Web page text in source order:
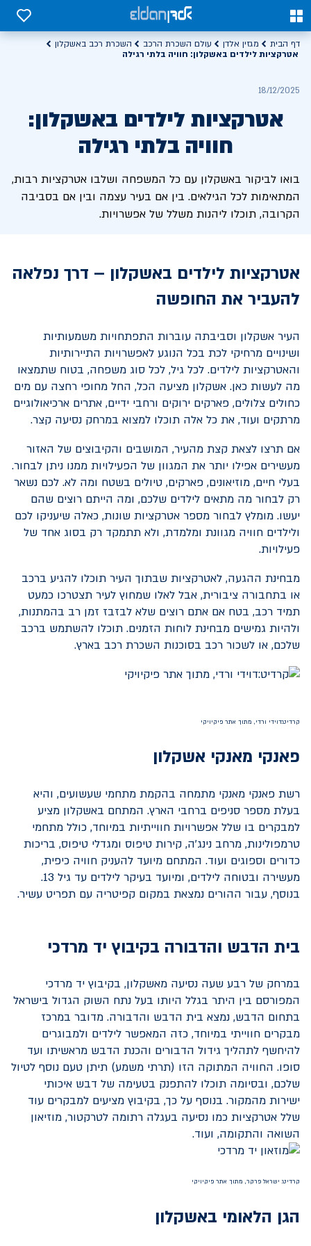
0
0
דף הבית מגזין אלדן עולם השכרת הרכב
השכרת רכב באשקלון
אטרקציות לילדים באשקלון: חוויה בלתי רגילה
18/12/2025
אטרקציות לילדים באשקלון:
חוויה בלתי רגילה
בואו לביקור באשקלון עם כל המשפחה ושלבו אטרקציות רבות,
המתאימות לכל הגילאים. בין אם בעיר עצמה ובין אם בסביבה
הקרובה, תוכלו ליהנות משלל של אפשרויות.
אטרקציות לילדים באשקלון – דרך נפלאה
להעביר את החופשה
העיר אשקלון וסביבתה עוברות התפתחויות משמעותיות
ושינויים מרחיקי לכת בכל הנוגע לאפשרויות התיירותיות
והאטרקציות לילדים. לכל גיל, לכל סוג משפחה, בטוח שתמצאו
מה לעשות כאן. אשקלון מציעה הכל, החל מחופי רחצה עם מים
כחולים צלולים, פארקים ירוקים ורחבי ידיים, אתרים ארכיאולוגיים
מרתקים ועוד, את כל אלה תוכלו למצוא במרחק נסיעה קצר.
אם תרצו לצאת קצת מהעיר, המושבים והקיבוצים של האזור
מעשירים אפילו יותר את המגוון של הפעילויות ממנו ניתן לבחור.
בעלי חיים, מוזיאונים, פארקים, טיולים בשטח ומה לא. לכם נשאר
רק לבחור מה מתאים לילדים שלכם, ומה הייתם רוצים שהם
יעשו. מומלץ לבחור מספר אטרקציות שונות, כאלה שיעניקו לכם
ולילדים חוויה מגוונת ומלמדת, ולא תתמקד רק בסוג אחד של
פעילויות.
מבחינת ההגעה, לאטרקציות שבתוך העיר תוכלו להגיע ברכב
או בתחבורה ציבורית, אבל לאלו שמחוץ לעיר תצטרכו כמעט
תמיד רכב, בטח אם אתם רוצים שלא לבזבז זמן רב בהמתנות,
ולהיות גמישים מבחינת לוחות הזמנים. תוכלו להשתמש ברכב
שלכם, או לשכור רכב בסוכנות השכרת רכב בארץ.
קרדיט:דוידי ורדי, מתוך אתר פיקיויקי
פאנקי מאנקי אשקלון
רשת פאנקי מאנקי מתמחה בהקמת מתחמי שעשועים, והיא
בעלת מספר סניפים ברחבי הארץ. המתחם באשקלון מציע
למבקרים בו שלל אפשרויות חווייתיות במיוחד, כולל מתחמי
טרמפולינות, מרחב נינג'ה, קירות טיפוס ומגדלי טיפוס, בריכות
כדורים וספוגים ועוד. המתחם מיועד להעניק חוויה כיפית,
מעשירה ובטוחה לילדים, ומיועד בעיקר לילדים עד גיל 13.
בנוסף, עבור ההורים נמצאת במקום קפיטריה עם תפריט עשיר.
בית הדבש והדבורה בקיבוץ יד מרדכי
במרחק של רבע שעה נסיעה מאשקלון, בקיבוץ יד מרדכי
המפורסם בין היתר בגלל היותו בעל נתח השוק הגדול בישראל
בתחום הדבש, נמצא בית הדבש והדבורה. מדובר במרכז
מבקרים חווייתי במיוחד, כזה המאפשר לילדים ולמבוגרים
להיחשף לתהליך גידול הדבורים והכנת הדבש מראשיתו ועד
סופו. החוויה המתוקה הזו (תרתי משמע) תיתן טעם נוסף לטיול
שלכם, ובסיומה תוכלו להתפנק בטעימה של דבש איכותי
ישירות מהמקור. בנוסף על כך, בקיבוץ מציעים למבקרים עוד
שלל אטרקציות כמו נסיעה בעגלה רתומה לטרקטור, מוזיאון
השואה והתקומה, ועוד.
קרדיט: ישראל פרקר, מתוך אתר פיקיויקי
הגן הלאומי באשקלון